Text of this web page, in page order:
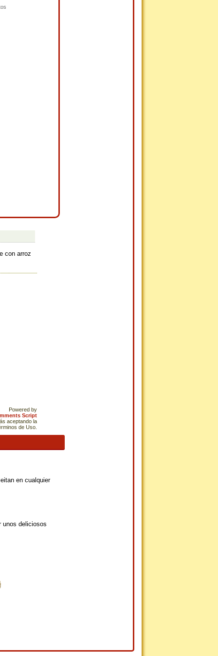
con arroz
Powered by
Script
aceptando la
de Uso.
en cualquier
unos deliciosos